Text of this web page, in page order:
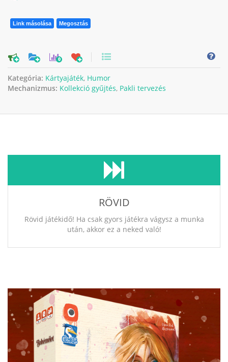
Link másolása Megosztás
0
Kategória: Kártyajáték, Humor
Mechanizmus: Kollekció gyűjtés, Pakli tervezés
RÖVID
Rövid játékidő! Ha csak gyors játékra vágysz a munka
után, akkor ez a neked való!